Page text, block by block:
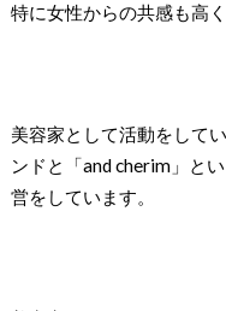
特に女性からの共感も高
美容家として活動をして
ンドと「and cherim」と
営をしています。